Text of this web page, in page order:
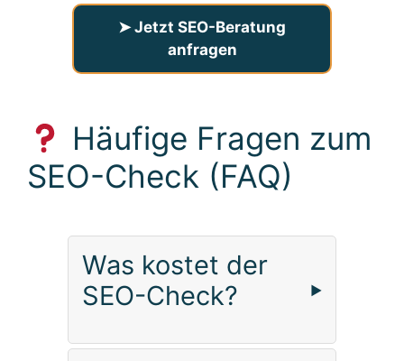
➤ Jetzt SEO-Beratung
anfragen
Häufige Fragen zum
SEO-Check (FAQ)
Was kostet der
SEO-Check?